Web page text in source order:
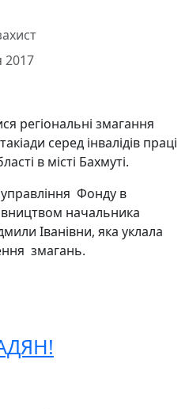
2017
регіональні змагання
серед інвалідів праці
в місті Бахмуті.
Фонду в
начальника
Іванівни, яка уклала
змагань.